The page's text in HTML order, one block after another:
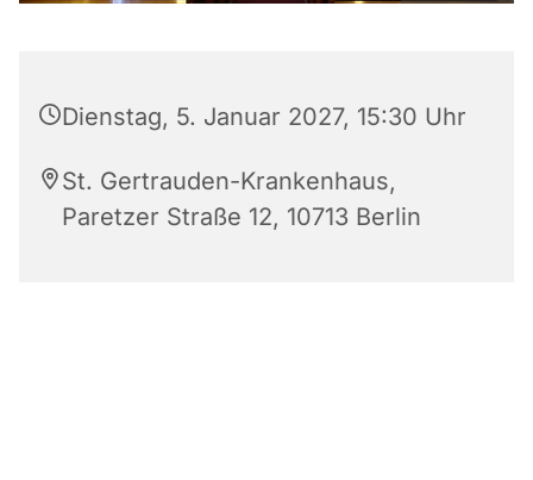
Dienstag, 5. Januar 2027, 15:30 Uhr
St. Gertrauden-Krankenhaus,
Paretzer Straße 12, 10713 Berlin